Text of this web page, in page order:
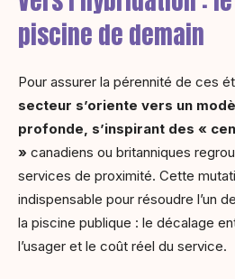
piscine de demain
Pour assurer la pérennité de ces
secteur s’oriente vers un
profonde, s’inspirant des «
» canadiens ou britanniques
services de proximité. Cette
indispensable pour résoudre l’un
la piscine publique : le décalage
l’usager et le coût réel du service.